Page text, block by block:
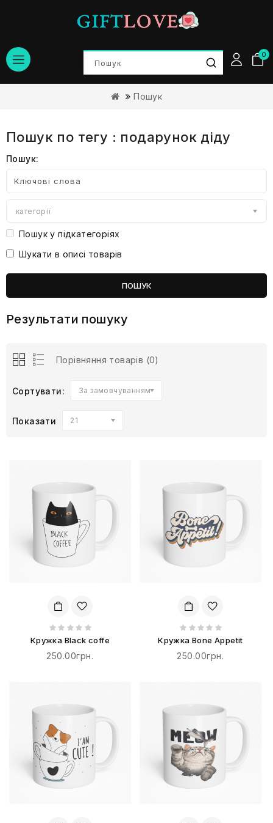
0
Пошук
Пошук по тегу : подарунок діду
Пошук:
категорії
Пошук у підкатегоріях
Шукати в описі товарів
Результати пошуку
Порівняння товарів (0)
Сортувати: За замовчуванням
Показати 21
Кружка Black coffe
250.00грн.
Кружка Bone Appetit
250.00грн.